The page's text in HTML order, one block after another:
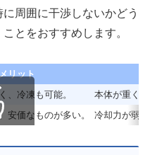
周囲に干渉しないかどう
とをおすすめします。
リット
、冷凍も可能。
本体が重く
安価なものが多い。 冷却力が弱